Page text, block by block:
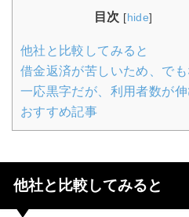
目次 [hide]
他社と比較してみると
借金返済が苦しいため、でも
一応黒字だが、利用者数が
おすすめ記事
他社と比較してみると